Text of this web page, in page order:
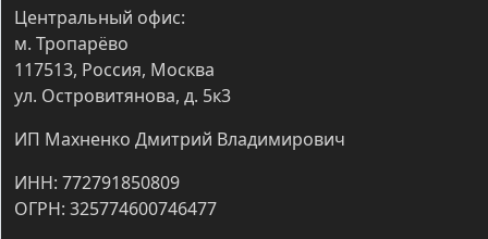
Центральный офис:
м. Тропарёво
117513, Россия, Москва
ул. Островитянова, д. 5к3
ИП Махненко Дмитрий Владимирович
ИНН: 772791850809
ОГРН: 325774600746477